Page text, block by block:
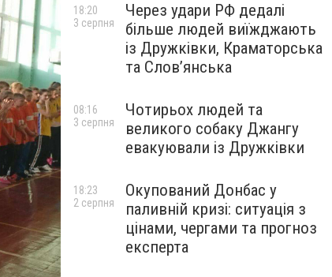
Через удари РФ дедалі
більше людей виїжджають
із Дружківки, Краматорська
та Слов’янська
18:20
3 серпня
Чотирьох людей та
великого собаку Джангу
евакуювали із Дружківки
08:16
3 серпня
Окупований Донбас у
паливній кризі: ситуація з
цінами, чергами та прогноз
експерта
18:23
2 серпня